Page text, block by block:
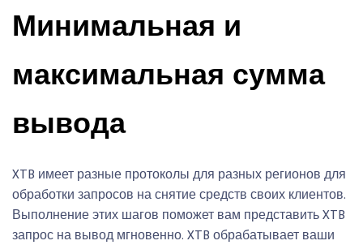
Минимальная и
максимальная сумма
вывода
XTB имеет разные протоколы для разных регионов для
обработки запросов на снятие средств своих клиентов.
Выполнение этих шагов поможет вам представить XTB
запрос на вывод мгновенно. XTB обрабатывает ваши